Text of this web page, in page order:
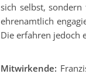
sich selbst,
ehrenamtlich
Die erfahren jedoch
Mitwirkende: